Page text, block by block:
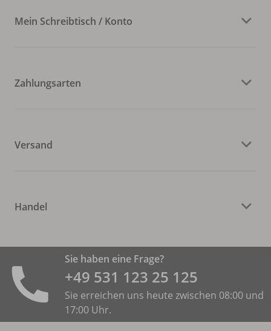
Mein Schreibtisch / Konto
Zahlungsarten
Versand
Handel
Sie haben eine Frage?
+49 531 ­123 25 125
Sie erreichen uns heute zwischen 08:00 und
17:00 Uhr.